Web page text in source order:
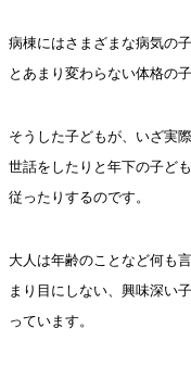
病棟にはさまざまな病気の
とあまり変わらない体格の
そうした子どもが、いざ実
世話をしたりと年下の子ど
従ったりするのです。
大人は年齢のことなど何も
まり目にしない、興味深い
っています。